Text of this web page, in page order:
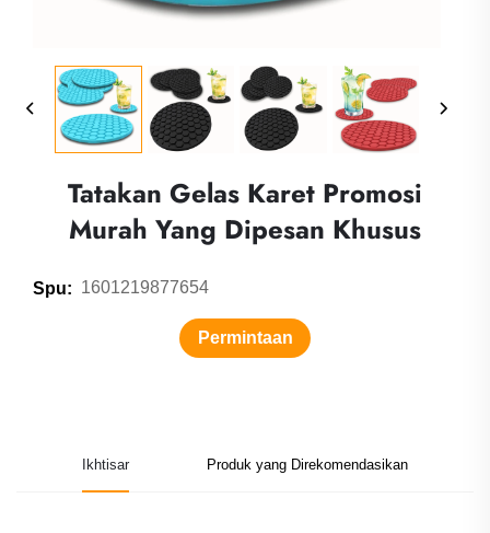
Tatakan Gelas Karet Promosi
Murah Yang Dipesan Khusus
Spu: 1601219877654
Permintaan
Ikhtisar Produk yang Direkomendasikan